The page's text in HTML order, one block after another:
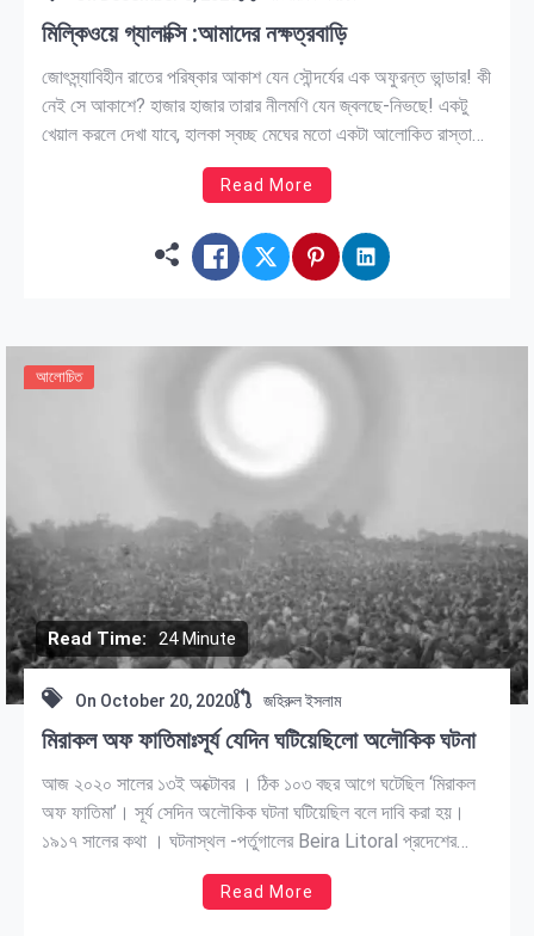
মিল্কিওয়ে গ্যালাক্সি :আমাদের নক্ষত্রবাড়ি
জোৎস্ন্যাবিহীন রাতের পরিষ্কার আকাশ যেন সৌন্দর্যের এক অফুরন্ত ভান্ডার! কী
নেই সে আকাশে? হাজার হাজার তারার নীলমণি যেন জ্বলছে-নিভছে! একটু
খেয়াল করলে দেখা যাবে, হালকা স্বচ্ছ মেঘের মতো একটা আলোকিত রাস্তা
মধ্য আকাশের বুক চিরে বয়ে গেছে। এটিই আমাদের মিল্কিওয়ে গ্যালাক্সি।
খালি চোখে দেখতে পাওয়া সকল জ্যোতিষ্ক আর সাধারণ টেলিস্কোপে […]
Read More
Read Time: 24 Minute
আলোচিত
On October 20, 2020 জহিরুল ইসলাম
মিরাকল অফ ফাতিমাঃসূর্য যেদিন ঘটিয়েছিলো অলৌকিক ঘটনা
আজ ২০২০ সালের ১৩ই অক্টোবর । ঠিক ১০৩ বছর আগে ঘটেছিল ‘মিরাকল
অফ ফাতিমা’। সূর্য সেদিন অলৌকিক ঘটনা ঘটিয়েছিল বলে দাবি করা হয়।
১৯১৭ সালের কথা । ঘটনাস্থল -পর্তুগালের Beira Litoral প্রদেশের
Ourém অঞ্চলের Fátima নামক ছোট শহর। এলাকাবাসীর তখন মড়ার
উপর খাড়ার ঘা অবস্থা । বিশ্বব্যাপী প্রথম মহাযুদ্ধ চলছে […]
Read More